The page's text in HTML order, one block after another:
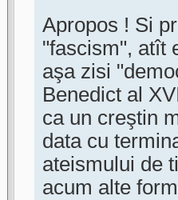
Apropos ! Si
"fascism", atît
aşa zisi
Benedict al
ca un creştin
data cu
ateismului de
acum alte